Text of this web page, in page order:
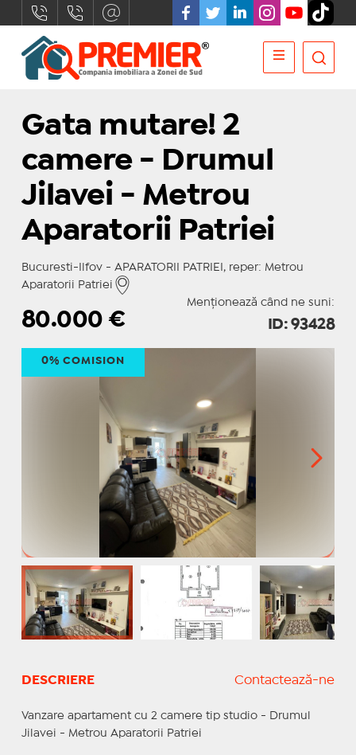
Gata mutare! 2
camere - Drumul
Jilavei - Metrou
Aparatorii Patriei
Bucuresti-Ilfov - APARATORII PATRIEI, reper: Metrou
Aparatorii Patriei
Menționează când ne suni:
80.000€ ID: 93428
0% COMISION
DESCRIERE Contactează-ne
Vanzare apartament cu 2 camere tip studio - Drumul
Jilavei - Metrou Aparatorii Patriei